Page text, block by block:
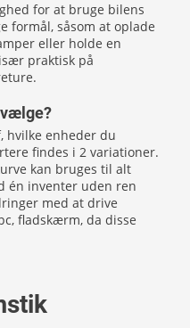
for at bruge bilens
formål, såsom at oplade
eller holde en
praktisk på
hvilke enheder du
findes i 2 variationer.
kan bruges til alt
én inventer uden ren
med at drive
fladskærm, da disse